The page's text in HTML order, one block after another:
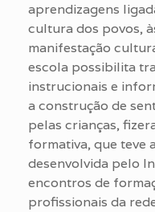
aprendizagens
cultura dos povos,
manifestação
escola possibilita
instrucionais e
a construção de
pelas crianças,
formativa, que teve
desenvolvida pelo
encontros de
profissionais da